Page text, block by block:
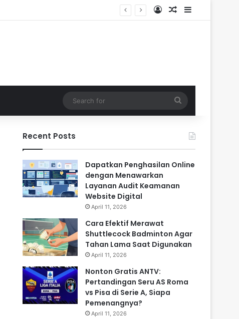
Log InRandom Article
Sidebar
for
Recent Posts
Dapatkan Penghasilan Online
dengan Menawarkan
Layanan Audit Keamanan
Website Digital
April 11, 2026
Cara Efektif Merawat
Shuttlecock Badminton Agar
Tahan Lama Saat Digunakan
April 11, 2026
Nonton Gratis ANTV:
Pertandingan Seru AS Roma
vs Pisa di Serie A, Siapa
Pemenangnya?
April 11, 2026